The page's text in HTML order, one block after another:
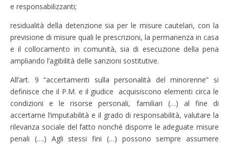
e responsabilizzanti;
residualità della detenzione sia per le misure cautelari, con la
previsione di misure quali le prescrizioni, la permanenza in casa
e il collocamento in comunità, sia di esecuzione della pena
ampliando l’agibilità delle sanzioni sostitutive.
All’art. 9 “accertamenti sulla personalità del minorenne” si
definisce che il P.M. e il giudice acquisiscono elementi circa le
condizioni e le risorse personali, familiari (…) al fine di
accertarne l’imputabilità e il grado di responsabilità, valutare la
rilevanza sociale del fatto nonché disporre le adeguate misure
penali (….) Agli stessi fini (…) possono sempre assumere